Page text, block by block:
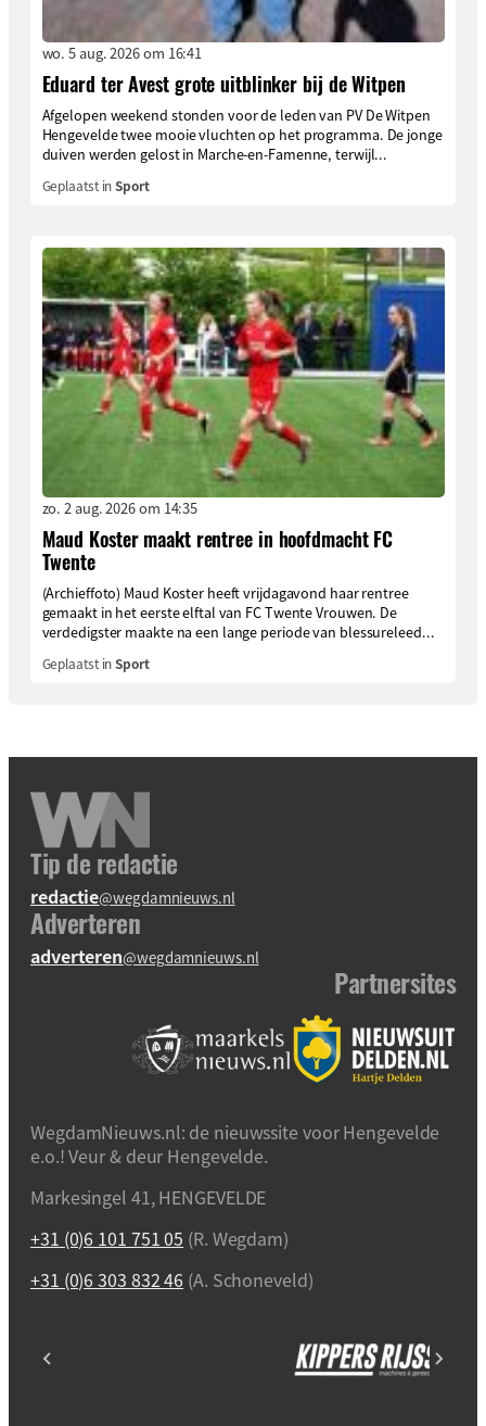
wo. 5 aug. 2026 om 16:41
Eduard ter Avest grote uitblinker bij de Witpen
Afgelopen weekend stonden voor de leden van PV De Witpen
Hengevelde twee mooie vluchten op het programma. De jonge
duiven werden gelost in Marche-en-Famenne, terwijl...
Geplaatst inSport
zo. 2 aug. 2026 om 14:35
Maud Koster maakt rentree in hoofdmacht FC
Twente
(Archieffoto) Maud Koster heeft vrijdagavond haar rentree
gemaakt in het eerste elftal van FC Twente Vrouwen. De
verdedigster maakte na een lange periode van blessureleed...
Geplaatst inSport
Tip de redactie
redactie@wegdamnieuws.nl
Adverteren
adverteren@wegdamnieuws.nl
Partnersites
WegdamNieuws.nl: de nieuwssite voor Hengevelde
e.o.! Veur & deur Hengevelde.
Markesingel 41, HENGEVELDE
+31 (0)6 101 751 05 (R. Wegdam)
+31 (0)6 303 832 46 (A. Schoneveld)